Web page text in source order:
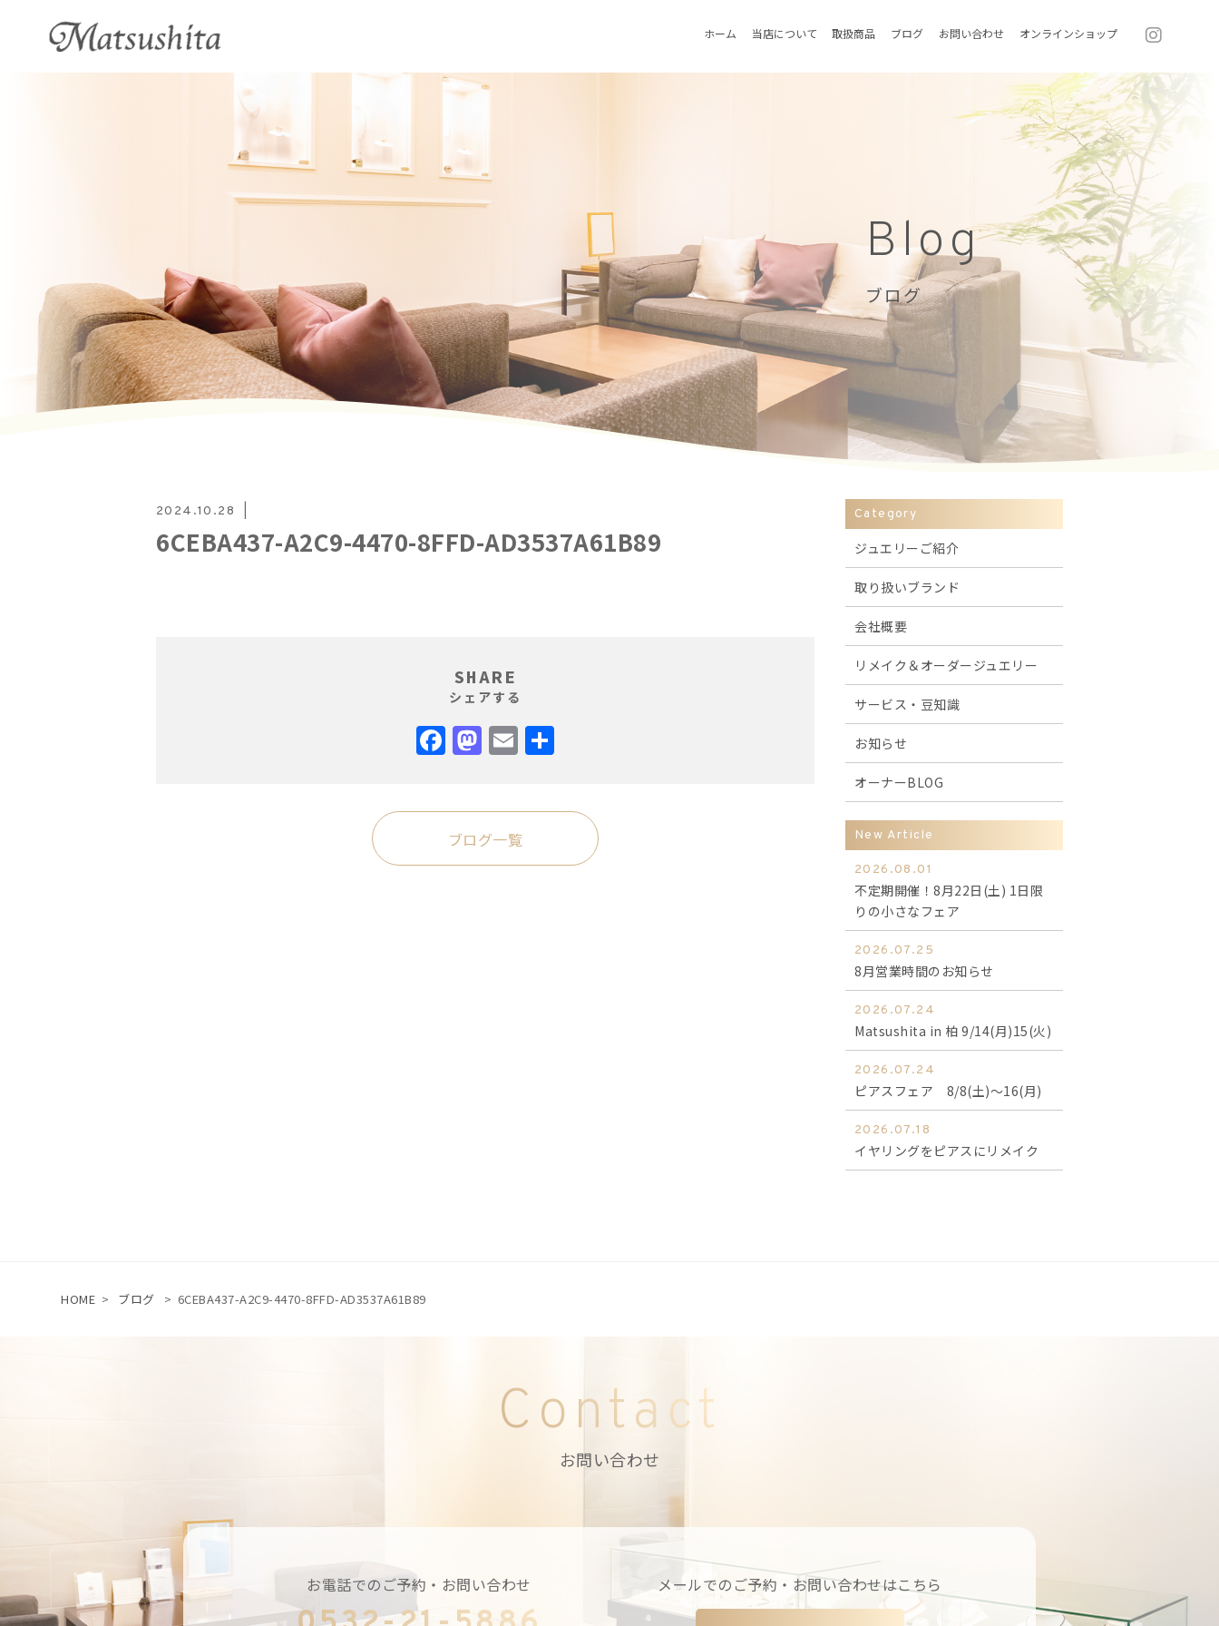
ホーム 当店について 取扱商品 ブログ お問い合わせ オンラインショップ
Blog
ブログ
2024.10.28
6CEBA437-A2C9-4470-8FFD-AD3537A61B89
SHARE
シェアする
Facebook
Mastodon
Email
ブログ一覧
Category
ジュエリーご紹介
取り扱いブランド
会社概要
リメイク＆オーダージュエリー
サービス・豆知識
お知らせ
オーナーBLOG
New Article
2026.08.01
不定期開催！8月22日(土) 1日限
りの小さなフェア
2026.07.25
8月営業時間のお知らせ
2026.07.24
Matsushita in 柏 9/14(月)15(火)
2026.07.24
ピアスフェア 8/8(土)～16(月)
2026.07.18
イヤリングをピアスにリメイク
HOME > ブログ > 6CEBA437-A2C9-4470-8FFD-AD3537A61B89
Contact
お問い合わせ
お電話でのご予約・お問い合わせ メールでのご予約・お問い合わせはこちら